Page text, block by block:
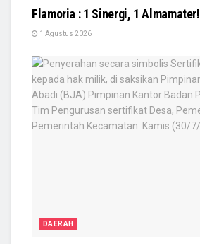
Flamoria : 1 Sinergi, 1 Almamater!
1 Agustus 2026
DAERAH